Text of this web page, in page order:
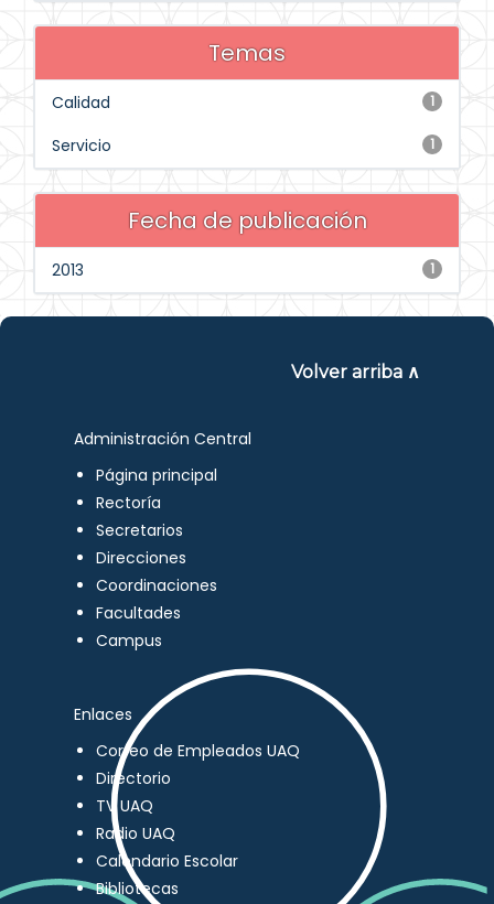
Temas
1
Calidad
1
Servicio
Fecha de publicación
1
2013
Volver arriba ∧
Administración Central
Página principal
Rectoría
Secretarios
Direcciones
Coordinaciones
Facultades
Campus
Enlaces
Correo de Empleados UAQ
Directorio
TV UAQ
Radio UAQ
Calendario Escolar
Bibliotecas